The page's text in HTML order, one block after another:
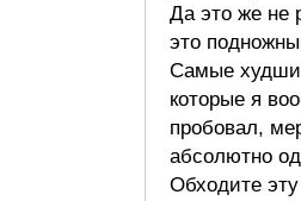
Да это же не
это
Самые
которые я
пробовал,
абсолютно
Обходите